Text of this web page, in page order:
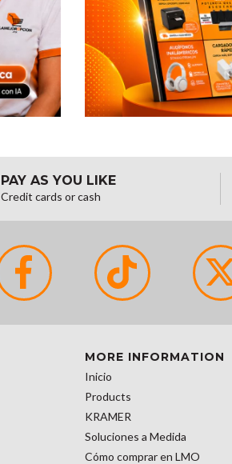
PAY AS YOU LIKE
Credit cards or cash
MORE INFORMATION
Inicio
Products
KRAMER
Soluciones a Medida
Cómo comprar en LMO